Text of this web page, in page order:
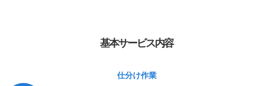
基本サービス内容
仕分け作業